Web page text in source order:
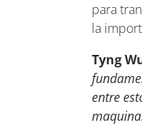
para
la
Tyng
entre